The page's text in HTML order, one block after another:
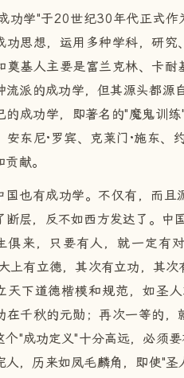
功学"于20世纪30年代正式作
功思想，运用多种学科，研
奠基人主要是富兰克林、卡
流派的成功学，但其源头都源
的成功学，即著名的"魔鬼训
安东尼·罗宾、克莱门·施东、
献。
国也有成功学。不仅有，而
断层，反不如西方发达了。中
俱来，只要有人，就一定有
上有立德，其次有立功，其
天下道德楷模和规范，如圣
在千秋的元勋；再次一等的
个"成功定义"十分高远，必须
人，历来如凤毛麟角，即使"